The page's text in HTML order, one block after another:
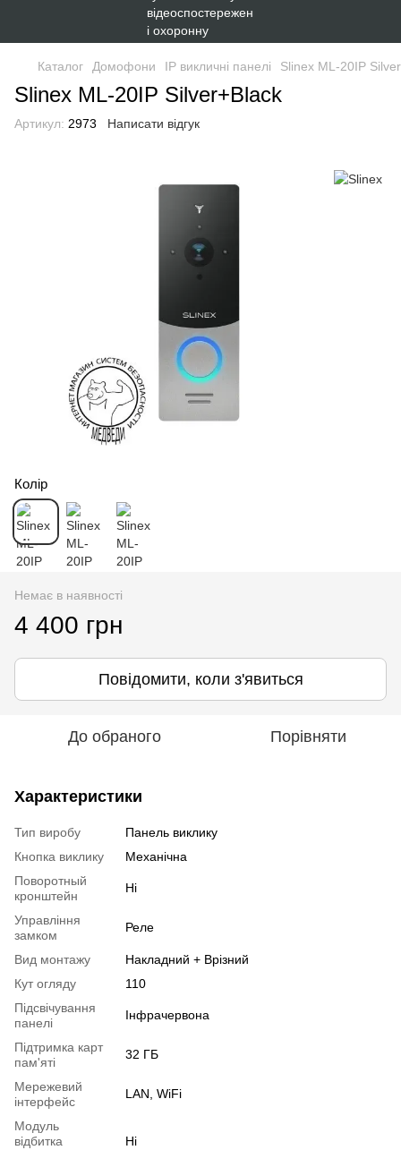
Каталог Домофони IP викличні панелі Slinex ML-20IP
Slinex ML-20IP Silver+Black
Артикул: 2973 Написати відгук
Колір
Немає в наявності
4 400 грн
Повідомити, коли з'явиться
До обраного Порівняти
Характеристики
Тип виробу
Панель виклику
Кнопка виклику
Механічна
Поворотный
кронштейн
Ні
Управління
замком
Реле
Вид монтажу
Накладний + Врізний
Кут огляду
110
Підсвічування
панелі
Інфрачервона
Підтримка карт
пам'яті
32 ГБ
Мережевий
інтерфейс
LAN, WiFi
Модуль
відбитка
Ні